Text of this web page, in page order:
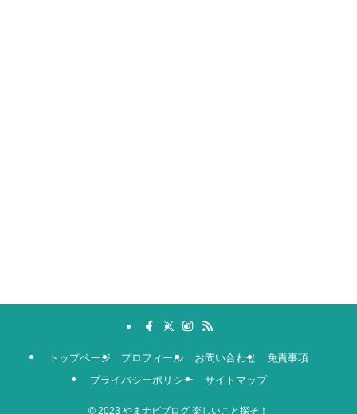
トップページ プロフィール お問い合わせ
免責事項
プライバシーポリシー
サイトマップ
© 2023 やまナビブログ 楽しいこと探そ！